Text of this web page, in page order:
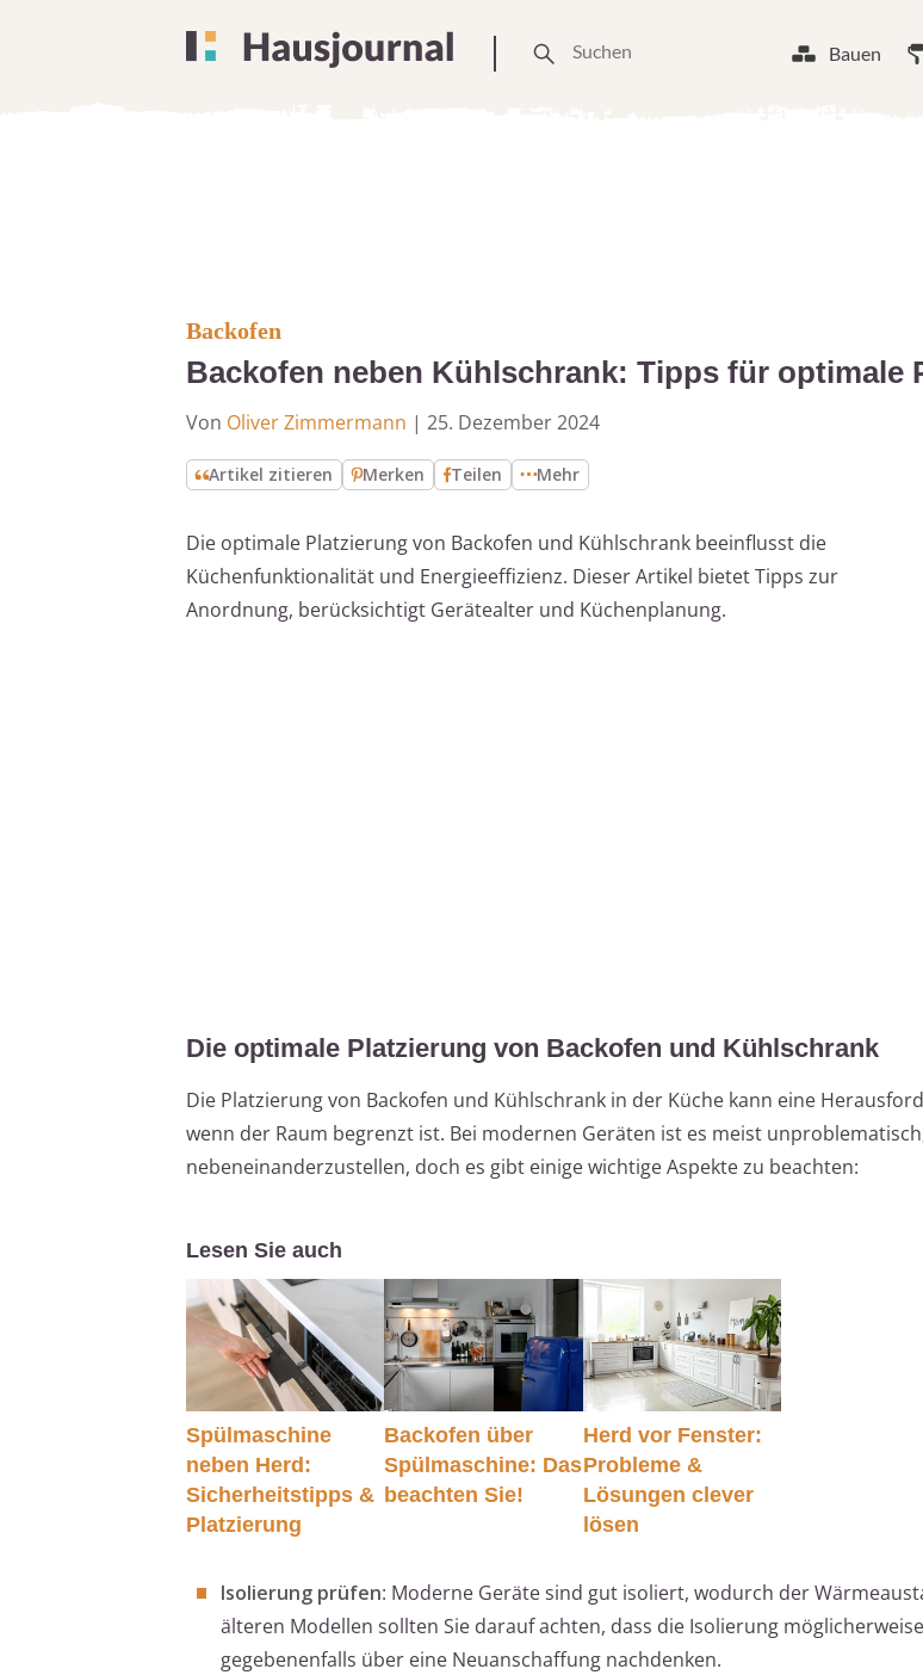
Bauen
Backofen
Backofen neben Kühlschrank: Tipps für optimale
Von Oliver Zimmermann | 25. Dezember 2024
Artikel zitieren Merken Teilen Mehr
Die optimale Platzierung von Backofen und Kühlschrank beeinflusst die
Küchenfunktionalität und Energieeffizienz. Dieser Artikel bietet Tipps zur
Anordnung, berücksichtigt Gerätealter und Küchenplanung.
Die optimale Platzierung von Backofen und Kühlschrank
Die Platzierung von Backofen und Kühlschrank in der Küche kann eine
wenn der Raum begrenzt ist. Bei modernen Geräten ist es meist
nebeneinanderzustellen, doch es gibt einige wichtige Aspekte zu beachten:
Lesen Sie auch
Spülmaschine
neben Herd:
Sicherheitstipps &
Platzierung
Backofen über
Spülmaschine: Das
beachten Sie!
Herd vor Fenster:
Probleme &
Lösungen clever
lösen
Isolierung prüfen: Moderne Geräte sind gut isoliert, wodurch der
älteren Modellen sollten Sie darauf achten, dass die Isolierung
gegebenenfalls über eine Neuanschaffung nachdenken.